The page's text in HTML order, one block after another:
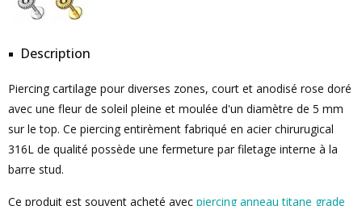
Description
Piercing cartilage pour diverses zones, court et anodisé rose doré
avec une fleur de soleil pleine et moulée d'un diamètre de 5 mm
sur le top. Ce piercing entirèment fabriqué en acier chirurugical
316L de qualité possède une fermeture par filetage interne à la
barre stud.
Ce produit est souvent acheté avec piercing anneau titane grade